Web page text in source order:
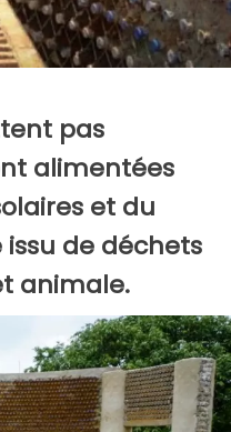
pas
alimentées
et du
de déchets
animale.